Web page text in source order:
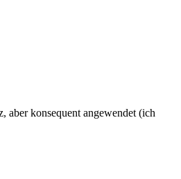
aber konsequent angewendet (ich